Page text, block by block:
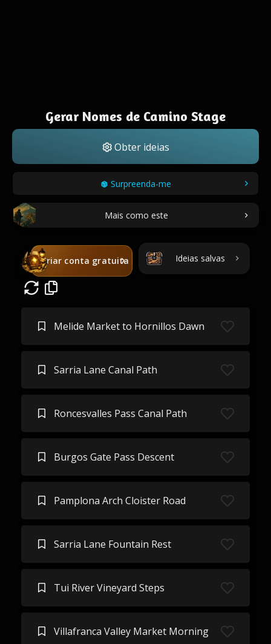
Gerar Nomes de Camino Stage
Obter ideias
Surpreenda-me
Mais como este
Criar conta gratuita Ideias salvas
Melide Market to Hornillos Dawn
Sarria Lane Canal Path
Roncesvalles Pass Canal Path
Burgos Gate Pass Descent
Pamplona Arch Cloister Road
Sarria Lane Fountain Rest
Tui River Vineyard Steps
Villafranca Valley Market Morning